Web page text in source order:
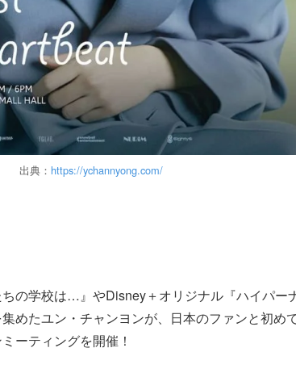
出典： https://ychannyong.com/
の学校は…』やDisney＋オリジナル『ハイパー
めたユン・チャンヨンが、日本のファンと初め
ーティングを開催！